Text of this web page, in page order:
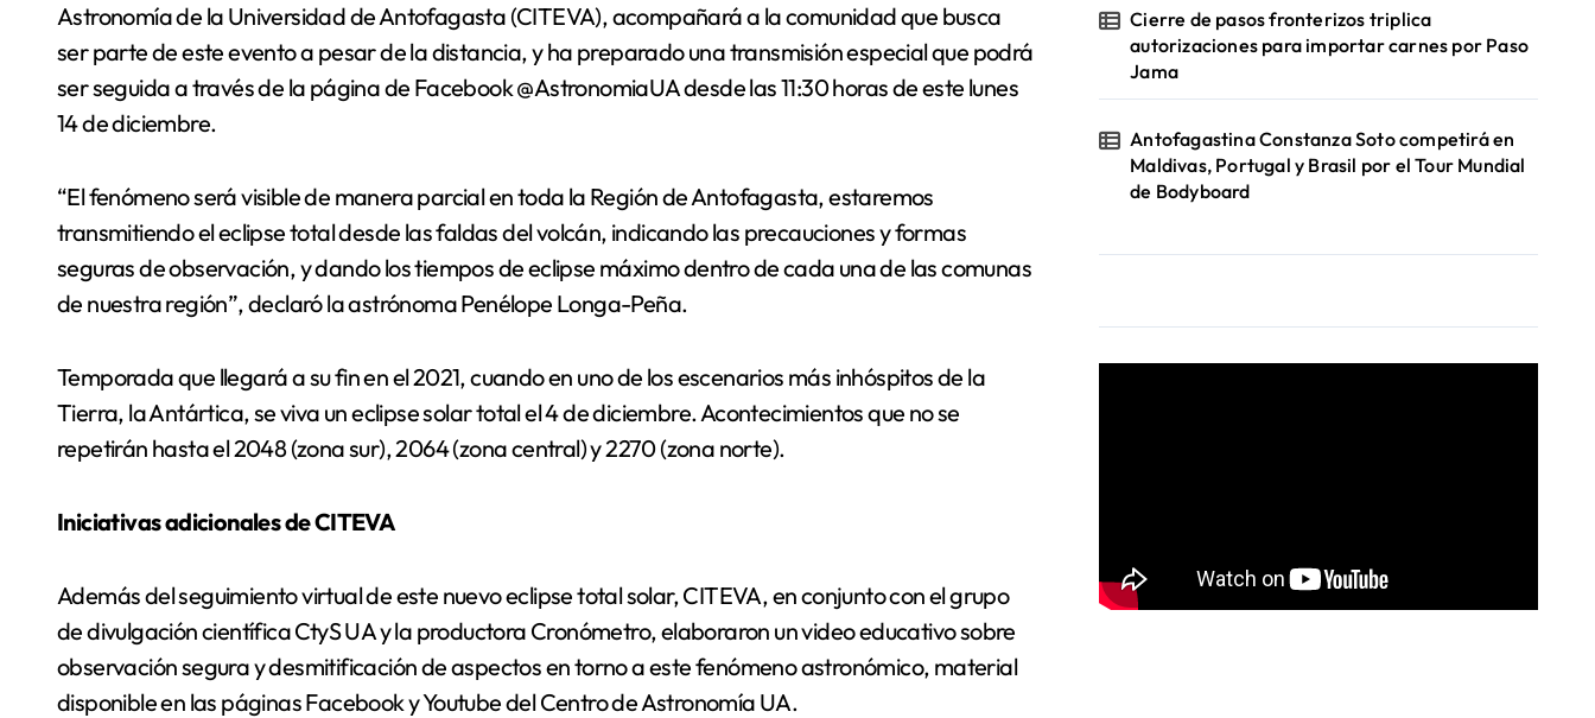
Astronomía de la Universidad de Antofagasta (CITEVA), acompañará a la comunidad que busca
ser parte de este evento a pesar de la distancia, y ha preparado una transmisión especial que podrá
ser seguida a través de la página de Facebook @AstronomiaUA desde las 11:30 horas de este lunes
14 de diciembre.
“El fenómeno será visible de manera parcial en toda la Región de Antofagasta, estaremos
transmitiendo el eclipse total desde las faldas del volcán, indicando las precauciones y formas
seguras de observación, y dando los tiempos de eclipse máximo dentro de cada una de las comunas
de nuestra región”, declaró la astrónoma Penélope Longa-Peña.
Temporada que llegará a su fin en el 2021, cuando en uno de los escenarios más inhóspitos de la
Tierra, la Antártica, se viva un eclipse solar total el 4 de diciembre. Acontecimientos que no se
repetirán hasta el 2048 (zona sur), 2064 (zona central) y 2270 (zona norte).
Iniciativas adicionales de CITEVA
Además del seguimiento virtual de este nuevo eclipse total solar, CITEVA, en conjunto con el grupo
de divulgación científica CtyS UA y la productora Cronómetro, elaboraron un video educativo sobre
observación segura y desmitificación de aspectos en torno a este fenómeno astronómico, material
disponible en las páginas Facebook y Youtube del Centro de Astronomía UA.
Cierre de pasos fronterizos triplica
autorizaciones para importar carnes por Paso
Jama
Antofagastina Constanza Soto competirá en
Maldivas, Portugal y Brasil por el Tour Mundial
de Bodyboard